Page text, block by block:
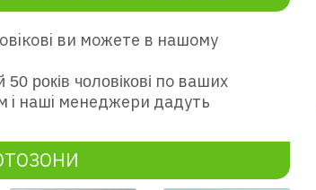
ви можете в нашому
років чоловікові по ваших
і наші менеджери дадуть